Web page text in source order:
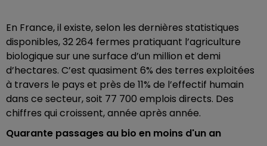
En France, il existe, selon les dernières statistiques
disponibles, 32 264 fermes pratiquant l’agriculture
biologique sur une surface d’un million et demi
d’hectares. C’est quasiment 6% des terres exploitées
à travers le pays et près de 11% de l’effectif humain
dans ce secteur, soit 77 700 emplois directs. Des
chiffres qui croissent, année après année.
Quarante passages au bio en moins d'un an